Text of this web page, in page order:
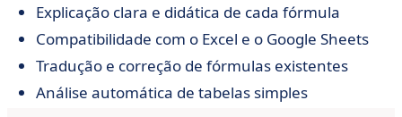
Explicação clara e didática de cada fórmula
Compatibilidade com o Excel e o Google Sheets
Tradução e correção de fórmulas existentes
Análise automática de tabelas simples